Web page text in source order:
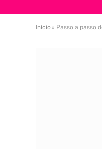
Início » Passo a passo